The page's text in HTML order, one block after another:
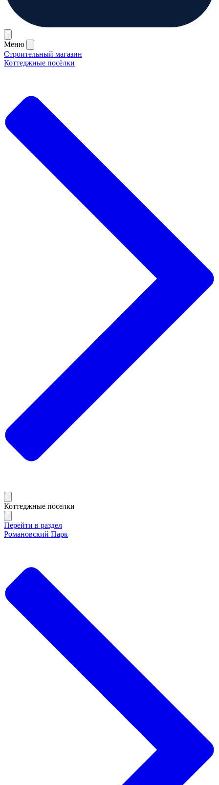
Меню
Строительный магазин
Коттеджные посёлки
Коттеджные поселки
Перейти в раздел
Романовский Парк